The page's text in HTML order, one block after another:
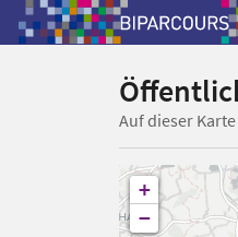
Auf dieser
+
−